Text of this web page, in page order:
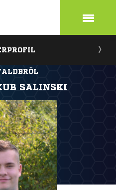
SALINSKI